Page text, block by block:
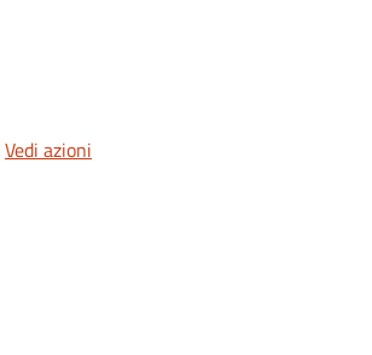
Vedi azioni